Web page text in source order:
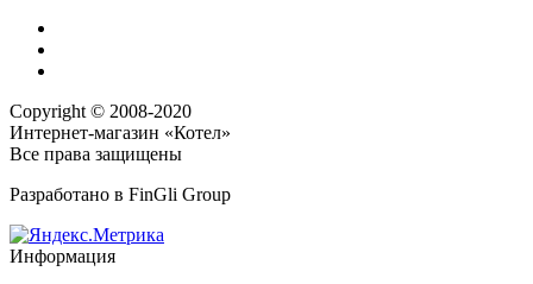
Copyright © 2008-2020
Интернет-магазин «Котел»
Все права защищены
Разработано в FinGli Group
Информация